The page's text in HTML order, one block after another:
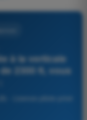
à la verticale
2300 ft, vous